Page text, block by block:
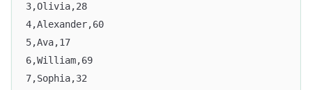
3,Olivia,28
4,Alexander,60
5,Ava,17
6,William,69
7,Sophia,32